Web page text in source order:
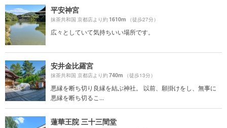
平安神宮
抹茶共和国 京都店より約1610m （徒歩27分）
広々としていて気持ちいい場所です。
安井金比羅宮
抹茶共和国 京都店より約740m （徒歩13分）
悪縁を断ち切り良縁を結ぶ神社。 以前、願掛けをし、無事に
悪縁を断ち切るこ...
蓮華王院 三十三間堂